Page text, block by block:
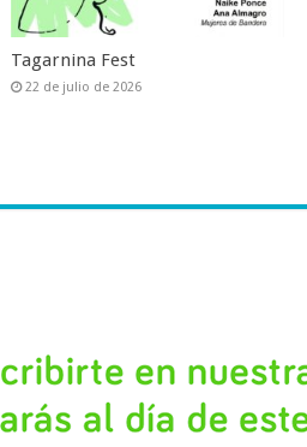
Tagarnina Fest
22 de julio de 2026